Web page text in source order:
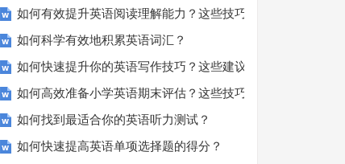
如何有效提升英语阅读理解能力？这些技巧让你事半功倍！
如何科学有效地积累英语词汇？
如何快速提升你的英语写作技巧？这些建议助你一臂之力
如何高效准备小学英语期末评估？这些技巧助你轻松过关！
如何找到最适合你的英语听力测试？
如何快速提高英语单项选择题的得分？